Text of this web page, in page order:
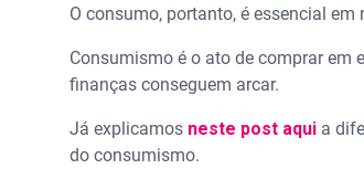
O consumo, portanto, é essencial
Consumismo é o ato de comprar em
finanças conseguem arcar.
Já explicamos neste post aqui a
do consumismo.